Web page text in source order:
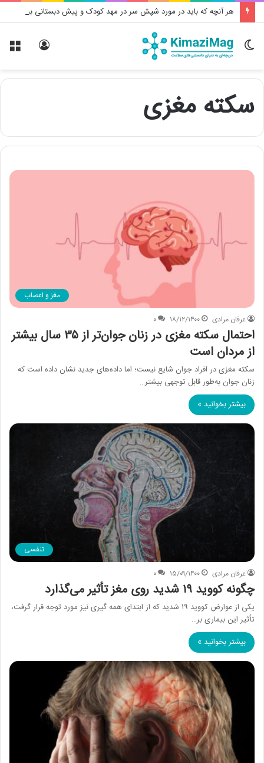
هر آنچه که باید در مورد شپش سر در مهد کودک و پیش دبستانی بدانید
تغییر
سکته مغزی
مغز و اعصاب
عرفان مرادی ۱۸/۱۲/۱۴۰۰ ۰
احتمال سکته مغزی در زنان جوان‌تر از ۳۵ سال بیشتر
از مردان است
سکته مغزی در افراد جوان شایع نیست؛ اما داده‌های جدید نشان داده است که
زنان جوان به‌طور قابل توجهی بیشتر…
بیشتر بخوانید »
تنفسی
عرفان مرادی ۱۵/۰۹/۱۴۰۰ ۰
چگونه کووید ۱۹ شدید روی مغز تأثیر می‌گذارد
یکی از عوارض کووید ۱۹ شدید که از ابتدای همه گیری نیز مورد توجه قرار گرفت،
تأثیر این بیماری بر…
بیشتر بخوانید »